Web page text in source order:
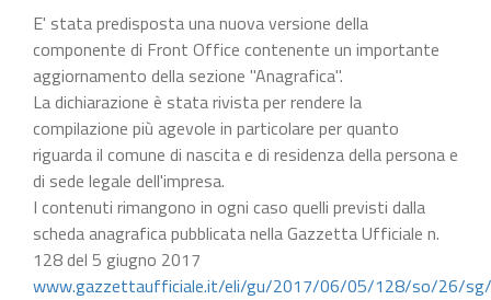
E' stata predisposta una nuova versione della
componente di Front Office contenente un importante
aggiornamento della sezione "Anagrafica".
La dichiarazione è stata rivista per rendere la
compilazione più agevole in particolare per quanto
riguarda il comune di nascita e di residenza della persona e
di sede legale dell'impresa.
I contenuti rimangono in ogni caso quelli previsti dalla
scheda anagrafica pubblicata nella Gazzetta Ufficiale n.
128 del 5 giugno 2017
www.gazzettaufficiale.it/eli/gu/2017/06/05/128/so/26/